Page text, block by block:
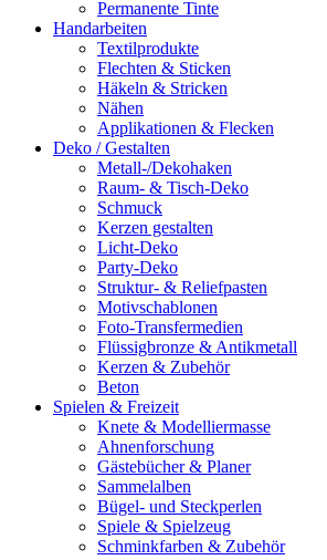
Permanente Tinte
Handarbeiten
Textilprodukte
Flechten & Sticken
Häkeln & Stricken
Nähen
Applikationen & Flecken
Deko / Gestalten
Metall-/Dekohaken
Raum- & Tisch-Deko
Schmuck
Kerzen gestalten
Licht-Deko
Party-Deko
Struktur- & Reliefpasten
Motivschablonen
Foto-Transfermedien
Flüssigbronze & Antikmetall
Kerzen & Zubehör
Beton
Spielen & Freizeit
Knete & Modelliermasse
Ahnenforschung
Gästebücher & Planer
Sammelalben
Bügel- und Steckperlen
Spiele & Spielzeug
Schminkfarben & Zubehör